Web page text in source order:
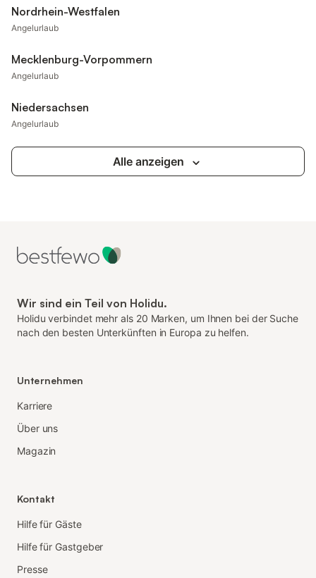
Nordrhein-Westfalen
Angelurlaub
Mecklenburg-Vorpommern
Angelurlaub
Niedersachsen
Angelurlaub
Alle anzeigen
Wir sind ein Teil von Holidu.
Holidu verbindet mehr als 20 Marken, um Ihnen bei der Suche
nach den besten Unterkünften in Europa zu helfen.
Unternehmen
Karriere
Über uns
Magazin
Kontakt
Hilfe für Gäste
Hilfe für Gastgeber
Presse